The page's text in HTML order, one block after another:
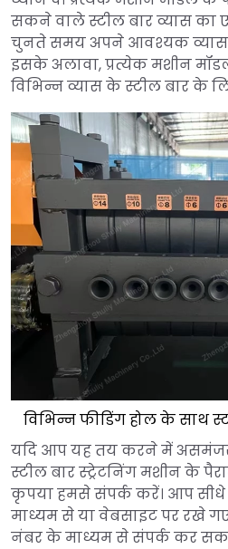
सकने वाले स्टील बार व्यास का
चुनते समय अपने आवश्यक व्यास
इसके अलावा, प्रत्येक मशीन
विभिन्न व्यास के स्टील बार के
विभिन्न फीडिंग होल के साथ
यदि आप यह तय करने में
स्टील बार स्ट्रेटनिंग मशीन के
कृपया हमसे संपर्क करें। आप सीधे
माध्यम से या वेबसाइट पर रखे
नंबर के माध्यम से संपर्क कर